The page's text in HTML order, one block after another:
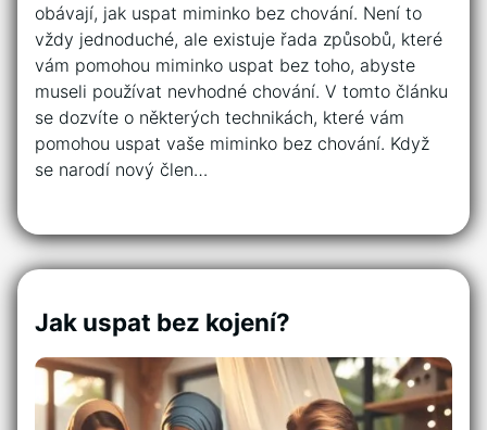
obávají, jak uspat miminko bez chování. Není to
vždy jednoduché, ale existuje řada způsobů, které
vám pomohou miminko uspat bez toho, abyste
museli používat nevhodné chování. V tomto článku
se dozvíte o některých technikách, které vám
pomohou uspat vaše miminko bez chování. Když
se narodí nový člen…
Jak uspat bez kojení?